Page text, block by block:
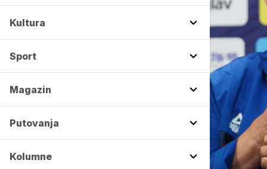
Kultura
Sport
Magazin
Putovanja
Kolumne